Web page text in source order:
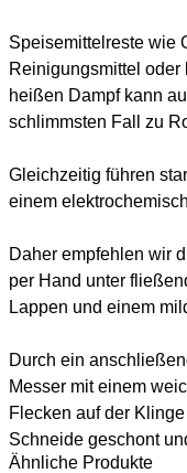
Speisemittelreste wie
Reinigungsmittel
heißen Dampf kann
schlimmsten Fall zu
Gleichzeitig führen
einem
Daher empfehlen wir
per Hand unter
Lappen und einem
Durch ein
Messer mit einem
Flecken auf der
Schneide geschont
Ähnliche Produkte